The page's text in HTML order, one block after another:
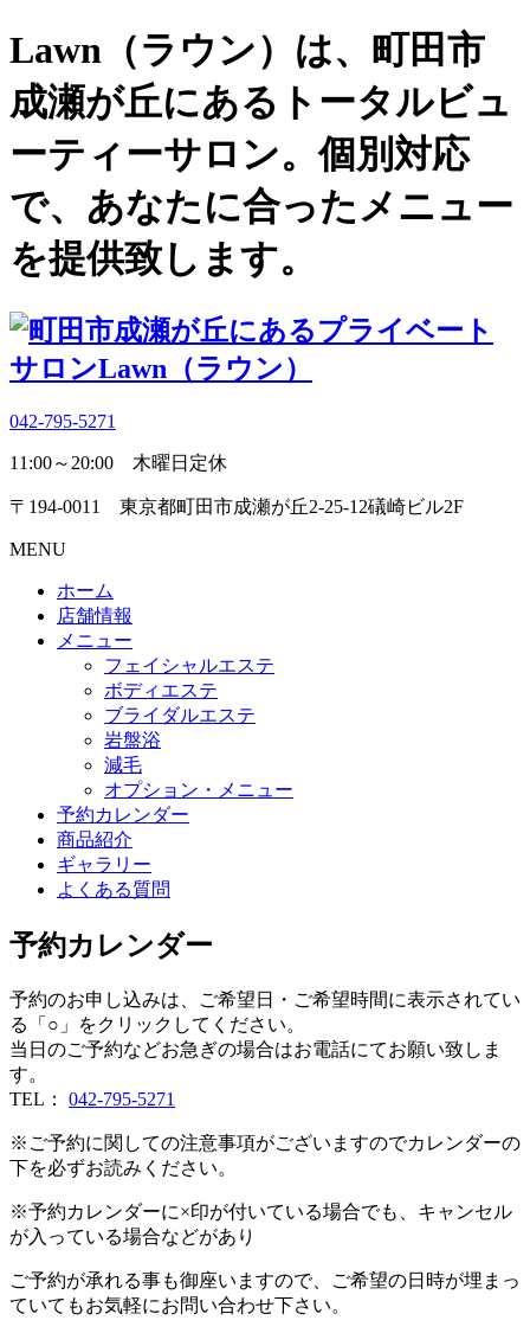
Lawn（ラウン）は、町田市
成瀬が丘にあるトータルビュ
ーティーサロン。個別対応
で、あなたに合ったメニュー
を提供致します。
042-795-5271
11:00～20:00 木曜日定休
〒194-0011 東京都町田市成瀬が丘2-25-12礒崎ビル2F
MENU
ホーム
店舗情報
メニュー
フェイシャルエステ
ボディエステ
ブライダルエステ
岩盤浴
減毛
オプション・メニュー
予約カレンダー
商品紹介
ギャラリー
よくある質問
予約カレンダー
予約のお申し込みは、ご希望日・ご希望時間に表示されてい
る「○」をクリックしてください。
当日のご予約などお急ぎの場合はお電話にてお願い致しま
す。
TEL： 042-795-5271
※ご予約に関しての注意事項がございますのでカレンダーの
下を必ずお読みください。
※予約カレンダーに×印が付いている場合でも、キャンセル
が入っている場合などがあり
ご予約が承れる事も御座いますので、ご希望の日時が埋まっ
ていてもお気軽にお問い合わせ下さい。